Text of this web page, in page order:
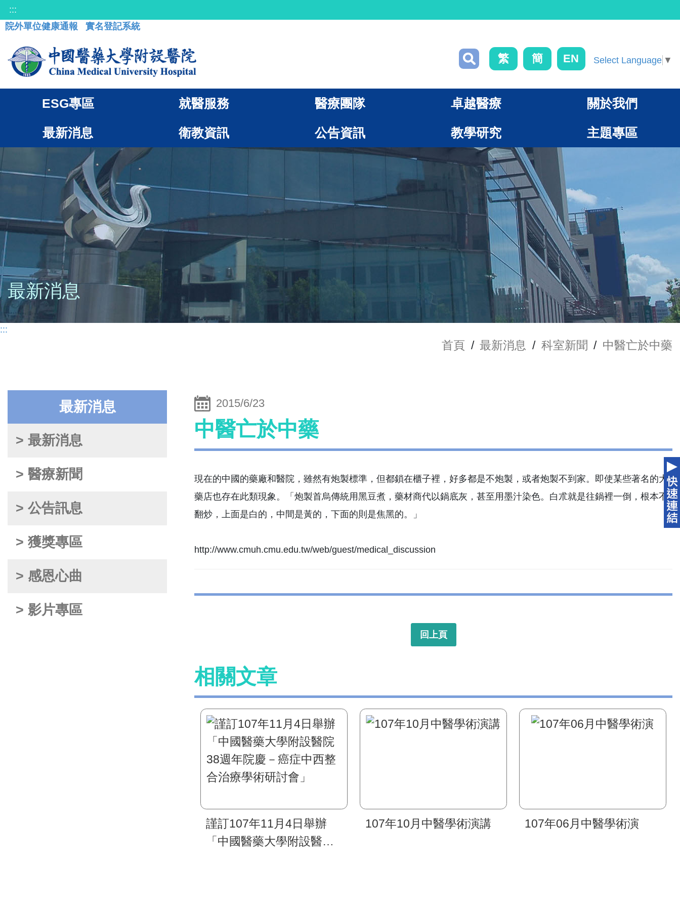
:::
院外單位健康通報
實名登記系統
繁 簡 EN Select Language ▼
ESG專區 就醫服務 醫療團隊 卓越醫療 關於我們
最新消息 衛教資訊 公告資訊 教學研究 主題專區
最新消息
:::
首頁 / 最新消息 / 科室新聞 / 中醫亡於中藥
最新消息
> 最新消息
> 醫療新聞
> 公告訊息
> 獲獎專區
> 感恩心曲
> 影片專區
2015/6/23
中醫亡於中藥
現在的中國的藥廠和醫院，雖然有炮製標準，但都鎖在櫃子裡，好多都是不炮製，或者炮製不到家。即使某些著名的大
藥店也存在此類現象。「炮製首烏傳統用黑豆煮，藥材商代以鍋底灰，甚至用墨汁染色。白朮就是往鍋裡一倒，根本不
翻炒，上面是白的，中間是黃的，下面的則是焦黑的。」
http://www.cmuh.cmu.edu.tw/web/guest/medical_discussion
回上頁
相關文章
謹訂107年11月4日舉辦
「中國醫藥大學附設醫院
107年10月中醫學術演講 107年06月中醫學術演